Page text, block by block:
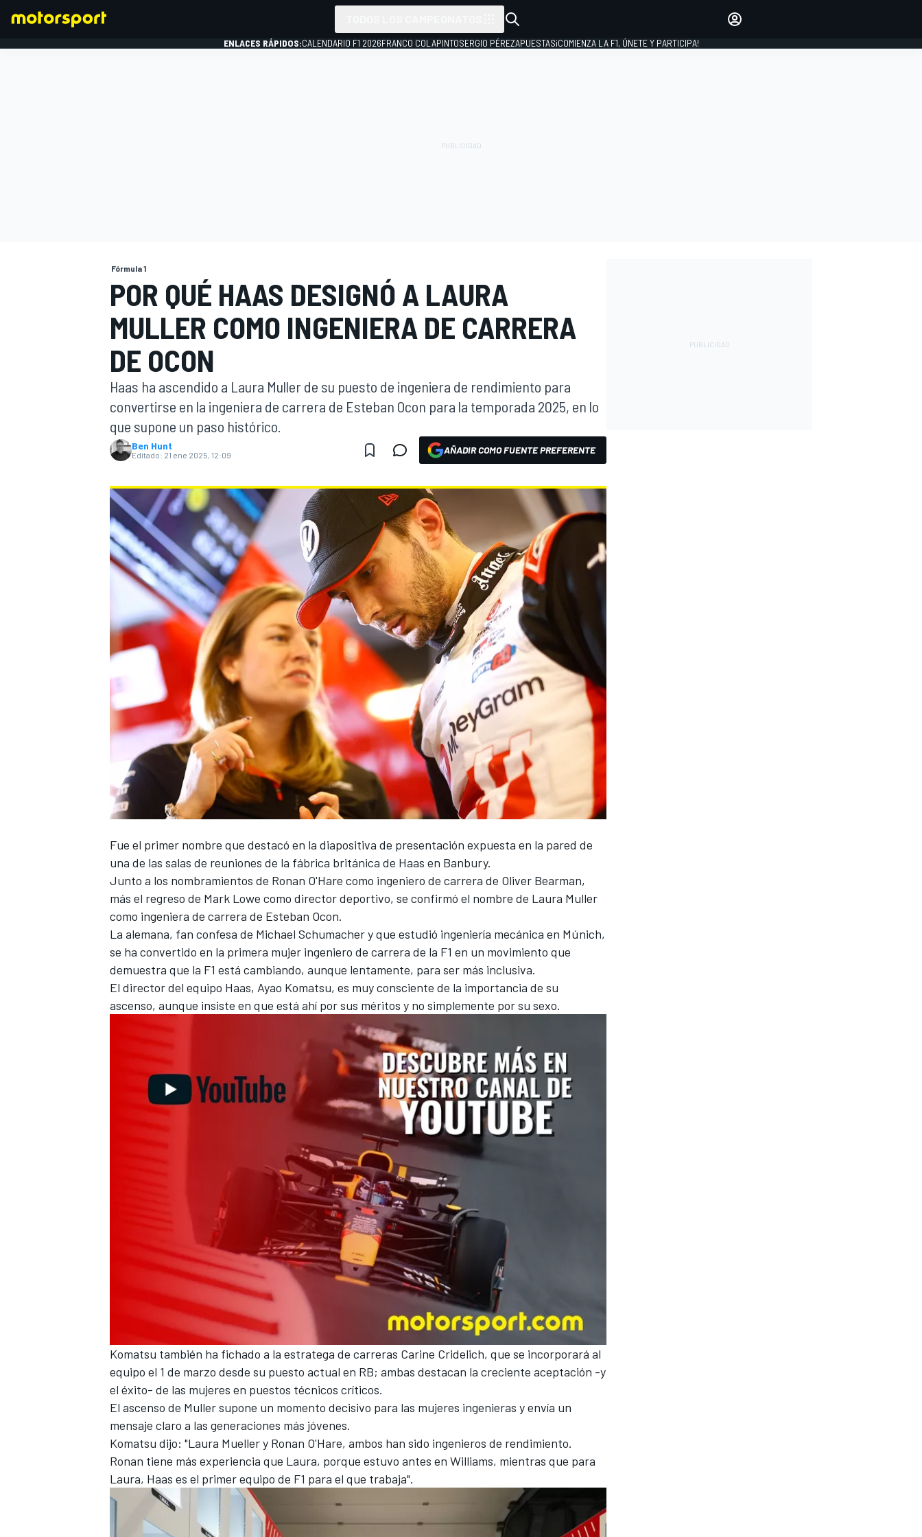
INDYCAR
MOTOGP
NASCAR CUP
FÓRMULA E
INICIAR SESIÓN
ENLACES RÁPIDOS:CALENDARIO F1 2026FRANCO COLAPINTOSERGIO PÉREZAPUESTAS¡COMIENZA LA F1, ÚNETE Y PARTICIPA!
Fórmula 1
POR QUÉ HAAS DESIGNÓ A LAURA
MULLER COMO INGENIERA DE CARRERA
DE OCON
Haas ha ascendido a Laura Muller de su puesto de ingeniera de rendimiento para
convertirse en la ingeniera de carrera de Esteban Ocon para la temporada 2025, en lo
que supone un paso histórico.
Ben Hunt
Editado: 21 ene 2025, 12:09 AÑADIR COMO FUENTE PREFERENTE
Fue el primer nombre que destacó en la diapositiva de presentación expuesta en la pared de
una de las salas de reuniones de la fábrica británica de Haas en Banbury.
Junto a los nombramientos de Ronan O'Hare como ingeniero de carrera de Oliver Bearman,
más el regreso de Mark Lowe como director deportivo, se confirmó el nombre de Laura Muller
como ingeniera de carrera de Esteban Ocon.
La alemana, fan confesa de Michael Schumachery que estudió ingeniería mecánica en Múnich,
se ha convertido en la primera mujer ingeniero de carrera de la F1 en un movimiento que
demuestra que la F1 está cambiando, aunque lentamente, para ser más inclusiva.
El director del equipo Haas, Ayao Komatsu, es muy consciente de la importancia de su
ascenso, aunque insiste en que está ahí por sus méritos y no simplemente por su sexo.
Komatsu también ha fichado a la estratega de carreras Carine Cridelich, que se incorporará al
equipo el 1 de marzo desde su puesto actual en RB; ambas destacan la creciente aceptación -y
el éxito- de las mujeres en puestos técnicos críticos.
El ascenso de Muller supone un momento decisivo para las mujeres ingenieras y envía un
mensaje claro a las generaciones más jóvenes.
Komatsu dijo: "Laura Mueller y Ronan O'Hare, ambos han sido ingenieros de rendimiento.
Ronan tiene más experiencia que Laura, porque estuvo antes en Williams, mientras que para
Laura, Haas es el primer equipo de F1 para el que trabaja".